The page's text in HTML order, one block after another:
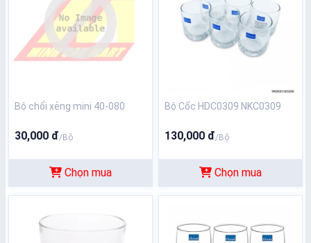
Bộ chổi xẻng mini 40-080
30,000 đ/Bộ
Chọn mua
Bộ Cốc HDC0309 NKC0309
130,000 đ/Bộ
Chọn mua